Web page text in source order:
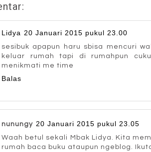
Lidya 20 Januari 2015 pukul 23.00
sesibuk apapun haru sbisa mencuri
keluar rumah tapi di rumahpun
menikmati me time
Balas
nunungy 20 Januari 2015 pukul 23.05
Waah betul sekali Mbak Lidya. Kita
rumah baca buku ataupun ngeblog.